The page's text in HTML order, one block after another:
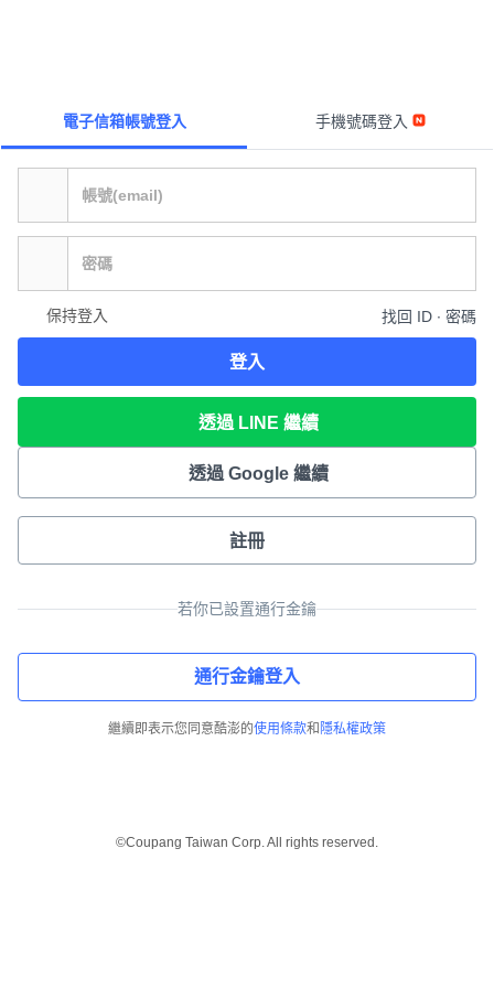
電子信箱帳號登入 手機號碼登入
保持登入 找回 ID ∙ 密碼
登入
透過 LINE 繼續
透過 Google 繼續
註冊
若你已設置通行金鑰
通行金鑰登入
繼續即表示您同意酷澎的使用條款和 隱私權政策
©Coupang Taiwan Corp. All rights reserved.